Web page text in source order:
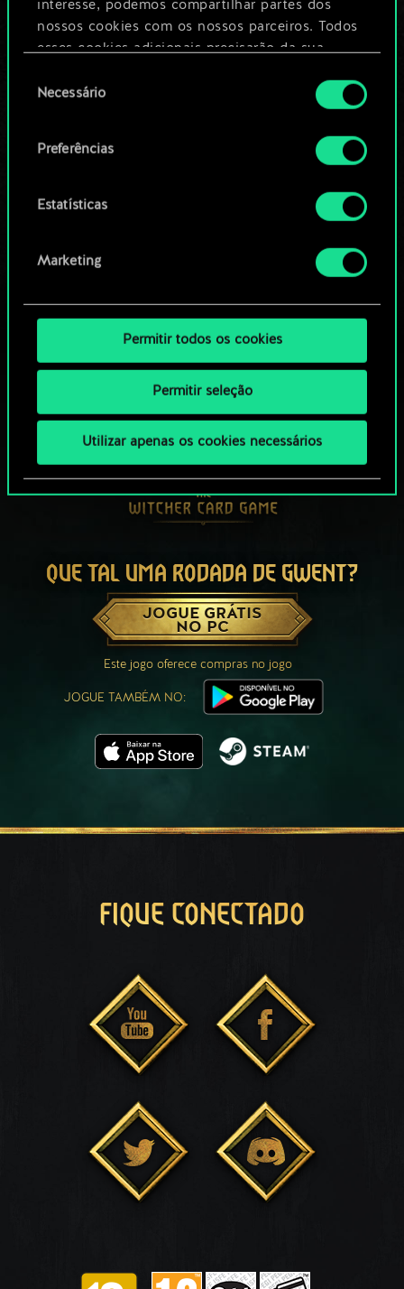
interesse, podemos compartilhar partes dos
nossos cookies com os nossos parceiros. Todos
esses cookies adicionais precisarão da sua
Você encontrará todos os detalhes sobre o uso
de cookies e poderá ajustar as suas preferências
no menu "Configurações" abaixo.
deNecessário
Preferências
Estatísticas
Marketing
Permitir todos os cookies
Permitir seleção
Utilizar apenas os cookies necessários
um guia
QUE TAL UMA RODADA DE GWENT?
JOGUE GRÁTIS
NO PC
Este jogo oferece compras no jogo
JOGUE TAMBÉM NO:
FIQUE CONECTADO